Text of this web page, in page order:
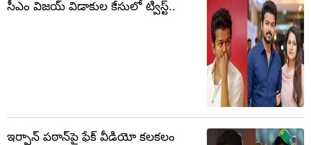
సీఎం విజయ్ విడాకుల కేసులో ట్విస్ట్..
ఇర్ఫాన్ పఠాన్‌పై ఫేక్ వీడియో కలకలం